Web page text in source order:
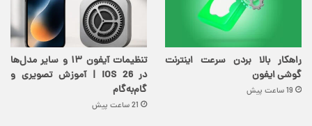
راهکار بالا بردن سرعت اینترنت
گوشی ایفون
19 ساعت پیش
تنظیمات آیفون ۱۳ و سایر مدل‌ها
در iOS 26 | آموزش تصویری و
گام‌به‌گام
21 ساعت پیش